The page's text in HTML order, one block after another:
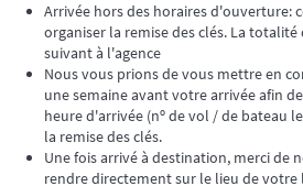
Arrivée hors des horaires d'ouverture:
organiser la remise des clés. La
suivant à l'agence
Nous vous prions de vous mettre en
une semaine avant votre arrivée afin
heure d'arrivée (nº de vol / de bateau
la remise des clés.
Une fois arrivé à destination, merci de
rendre directement sur le lieu de